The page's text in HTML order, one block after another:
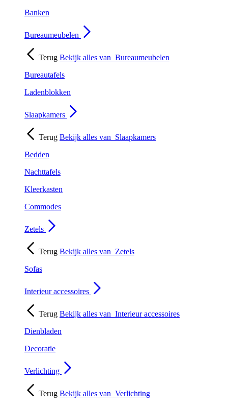
Banken
Bureaumeubelen
Terug Bekijk alles van Bureaumeubelen
Bureautafels
Ladenblokken
Slaapkamers
Terug Bekijk alles van Slaapkamers
Bedden
Nachttafels
Kleerkasten
Commodes
Zetels
Terug Bekijk alles van Zetels
Sofas
Interieur accessoires
Terug Bekijk alles van Interieur accessoires
Dienbladen
Decoratie
Verlichting
Terug Bekijk alles van Verlichting